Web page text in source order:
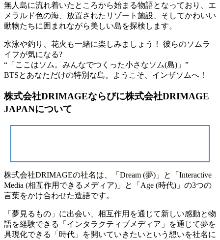
無人島に流れ着いたところから始まる物語となっており、エ
メラルド色の海、放置されたリゾート施設、そしてかわいい
動物たちに囲まれながら美しい島を探検します。
水泳や釣り、花火も一緒に楽しみましょう！ 彼らのソムラ
イフが気になる?
“「ここはソム。みんなでつくった小さなソム(島)」”
BTSとあなただけの特別な島。ようこそ、インザソムへ！
株式会社DRIMAGEならびに株式会社DRIMAGE
JAPANについて
株式会社DRIMAGEの社名は、「Dream (夢)」と「Interactive
Media (相互作用できるメディア)」と「Age (時代)」の3つの
言葉をかけ合わせた造語です。
「夢見るもの」に出会い、相互作用を通じて新しい感動と物
語を経験できる「インタラクティブメディア」を通じて夢を
具現化できる「時代」を開いていきたいという想いを社名に